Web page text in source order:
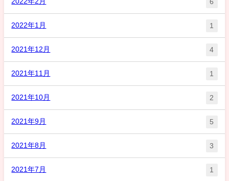
6
2022年1月 1
2021年12月 4
2021年11月 1
2021年10月 2
2021年9月 5
2021年8月 3
2021年7月 1